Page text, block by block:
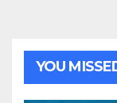
YOU